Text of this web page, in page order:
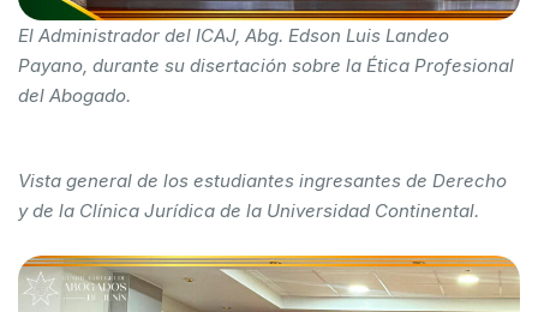
El Administrador del ICAJ, Abg. Edson Luis Landeo
Payano, durante su disertación sobre la Ética Profesional
del Abogado.
Vista general de los estudiantes ingresantes de Derecho
y de la Clínica Jurídica de la Universidad Continental.